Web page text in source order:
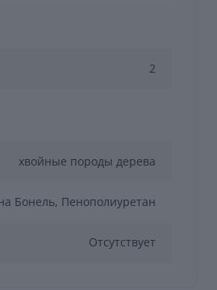
2
хвойные породы дерева
Бонель, Пенополиуретан
Отсутствует